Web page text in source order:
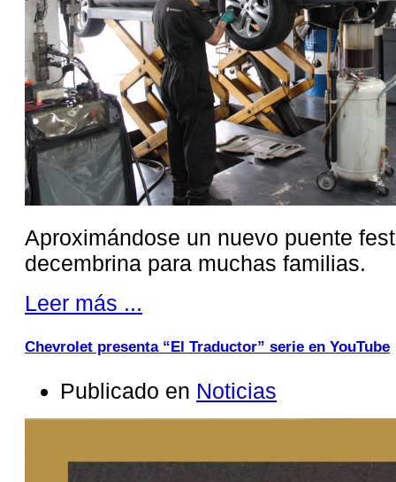
Aproximándose un nuevo puente
decembrina para muchas familias.
Leer más ...
Chevrolet presenta “El Traductor” serie en YouTube
Publicado en Noticias